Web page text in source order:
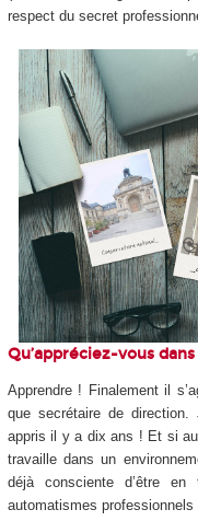
respect du secret
Qu’appréciez-vous
Apprendre ! Finalement il
que secrétaire de
appris il y a dix ans ! Et si au
travaille dans un
déjà consciente d’être en
automatismes